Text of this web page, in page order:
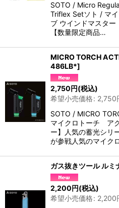
SOTO / Micro
Triflex Setソト / マ
ブ ウインドマスター
【数量限定商品…
MICRO TORCH
486LB*]
2,750円(税込)
希望小売価格: 2,750
SOTO / MICRO
マイクロトーチ ア
ー】人気の蓄光シリ
が参戦人気のマイク
ガス抜きツール ルミ
2,200円(税込)
希望小売価格: 2,200